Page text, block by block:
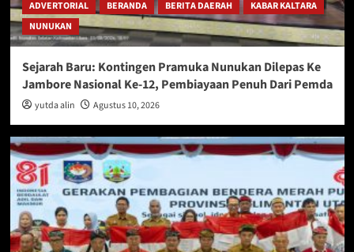
ADVERTORIAL BERANDA BERITA DAERAH
KABAR KALTARA
NUNUKAN
Sejarah Baru: Kontingen Pramuka Nunukan Dilepas Ke
Jambore Nasional Ke-12, Pembiayaan Penuh Dari Pemda
yutda alin Agustus 10, 2026